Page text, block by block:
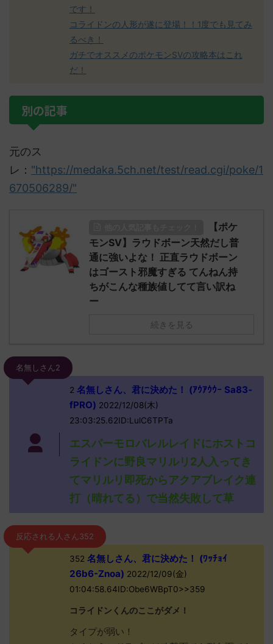
です！
コライドンの人形が遂に登場！！1度でも見てみ
るべき！
ガチでオススメのポケモンSVの攻略本はこれ
だ！
別の記事
元のス
レ： "https://medaka.5ch.net/test/read.cgi/poke/1
670506289/"
【ポケ
モンSV】ラウドボーン天然だし普
通に強いよな！ 正直ラウドボーン
はゴースト邪魔すぎる てんねん持
ちがこんな種族値してて言い訳ね
ー
続きを見る
名無しさん2
2 名無しさん、君に決めた！ (ｱｳｱｳｳｰ Sa83-
fPRO) 2022/12/08(木)
23:03:25.62ID:LulC6TPTa
エスパーモロバレルレイドにホストコ
ライドンに野良マリルリ2人入ってき
てマリルリ即死からアクアブレイク連
打（晴れてる）で当然失敗して草
反応される人さん352
352 名無しさん、君に決めた！ (ﾜｯﾁｮｲ
26b6-Znoa) 2022/12/09(金)
01:04:58.64ID:Obe6WBpT0>>359
コライドンくんのここがダメ！
タイプが弱い！